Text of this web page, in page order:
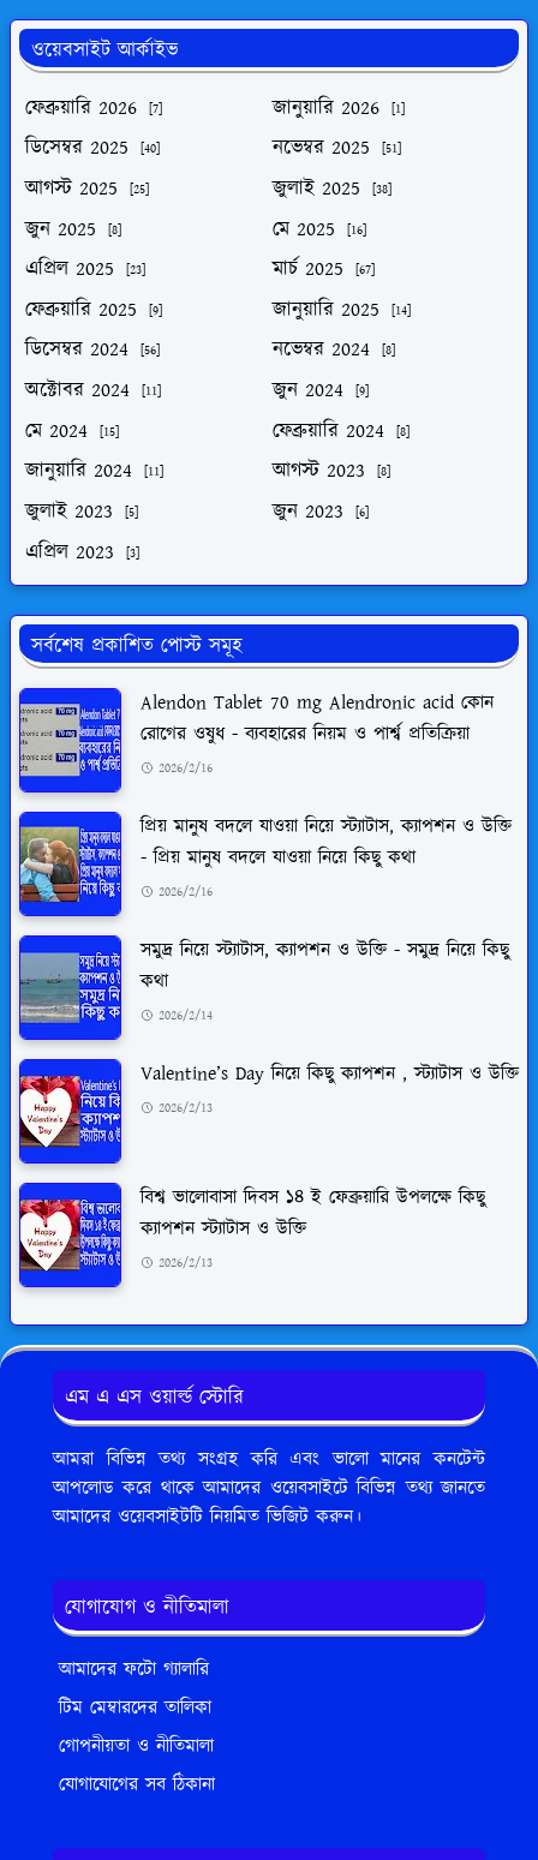
ওয়েবসাইট আর্কাইভ
ফেব্রুয়ারি 2026
[7] জানুয়ারি 2026 [1]
ডিসেম্বর 2025 [40] নভেম্বর 2025 [51]
আগস্ট 2025 [25] জুলাই 2025 [38]
জুন 2025 [8] মে 2025 [16]
এপ্রিল 2025 [23] মার্চ 2025 [67]
ফেব্রুয়ারি 2025 [9] জানুয়ারি 2025 [14]
ডিসেম্বর 2024 [56] নভেম্বর 2024 [8]
অক্টোবর 2024 [11] জুন 2024 [9]
মে 2024 [15] ফেব্রুয়ারি 2024 [8]
জানুয়ারি 2024 [11] আগস্ট 2023 [8]
জুলাই 2023 [5] জুন 2023 [6]
এপ্রিল 2023 [3]
সর্বশেষ প্রকাশিত পোস্ট সমূহ
Alendon Tablet 70 mg Alendronic acid কোন
রোগের ওষুধ - ব্যবহারের নিয়ম ও পার্শ্ব প্রতিক্রিয়া
2026/2/16
প্রিয় মানুষ বদলে যাওয়া নিয়ে স্ট্যাটাস, ক্যাপশন ও উক্তি
- প্রিয় মানুষ বদলে যাওয়া নিয়ে কিছু কথা
2026/2/16
সমুদ্র নিয়ে স্ট্যাটাস, ক্যাপশন ও উক্তি - সমুদ্র নিয়ে কিছু
কথা
2026/2/14
Valentine’s Day নিয়ে কিছু ক্যাপশন , স্ট্যাটাস ও উক্তি
2026/2/13
বিশ্ব ভালোবাসা দিবস ১৪ ই ফেব্রুয়ারি উপলক্ষে কিছু
ক্যাপশন স্ট্যাটাস ও উক্তি
2026/2/13
এম এ এস ওয়ার্ল্ড স্টোরি
আমরা বিভিন্ন তথ্য সংগ্রহ করি এবং ভালো মানের কনটেন্ট
আপলোড করে থাকে আমাদের ওয়েবসাইটে বিভিন্ন তথ্য জানতে
আমাদের ওয়েবসাইটটি নিয়মিত ভিজিট করুন।
যোগাযোগ ও নীতিমালা
আমাদের ফটো গ্যালারি
টিম মেম্বারদের তালিকা
গোপনীয়তা ও নীতিমালা
যোগাযোগের সব ঠিকানা